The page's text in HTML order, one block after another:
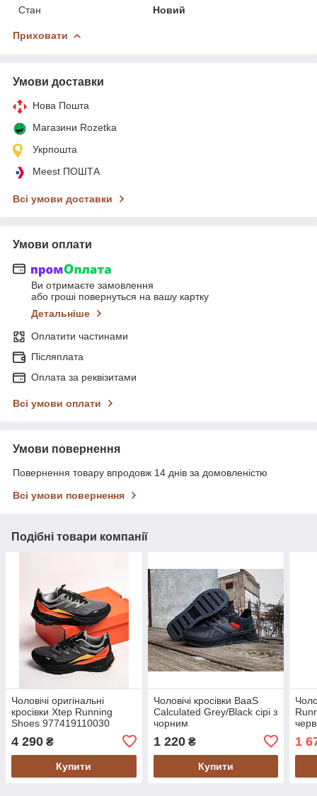
Стан Новий
Приховати
Умови доставки
Нова Пошта
Магазини Rozetka
Укрпошта
Meest ПОШТА
Всі умови доставки
Умови оплати
Ви отримаєте замовлення
або гроші повернуться на вашу картку
Детальніше
Оплатити частинами
Післяплата
Оплата за реквізитами
Всі умови оплати
Умови повернення
Повернення товару впродовж 14 днів за домовленістю
Всі умови повернення
Подібні товари компанії
Чоловічі оригінальні
кросівки Xtep Running
Shoes 977419110030
Charcoal Grey/Black сірі з
чорним
4 290 ₴
Купити
Чоловічі кросівки BaaS
Calculated Grey/Black сірі з
чорним
1 220₴
Купити
1